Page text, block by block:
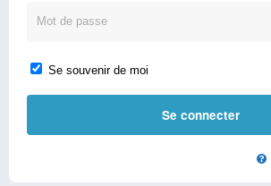
Se souvenir de moi